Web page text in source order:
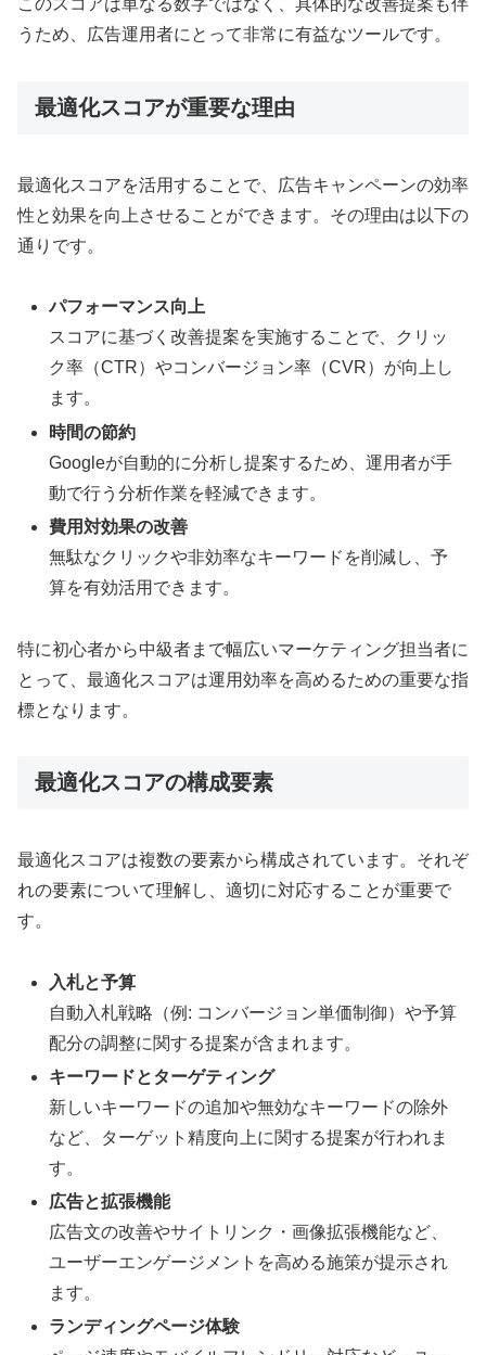
このスコアは単なる数字ではなく、具体的な改善提案も伴
うため、広告運用者にとって非常に有益なツールです。
最適化スコアが重要な理由
最適化スコアを活用することで、広告キャンペーンの効率
性と効果を向上させることができます。その理由は以下の
通りです。
パフォーマンス向上
スコアに基づく改善提案を実施することで、クリッ
ク率（CTR）やコンバージョン率（CVR）が向上し
ます。
時間の節約
Googleが自動的に分析し提案するため、運用者が手
動で行う分析作業を軽減できます。
費用対効果の改善
無駄なクリックや非効率なキーワードを削減し、予
算を有効活用できます。
特に初心者から中級者まで幅広いマーケティング担当者に
とって、最適化スコアは運用効率を高めるための重要な指
標となります。
最適化スコアの構成要素
最適化スコアは複数の要素から構成されています。それぞ
れの要素について理解し、適切に対応することが重要で
す。
入札と予算
自動入札戦略（例: コンバージョン単価制御）や予算
配分の調整に関する提案が含まれます。
キーワードとターゲティング
新しいキーワードの追加や無効なキーワードの除外
など、ターゲット精度向上に関する提案が行われま
す。
広告と拡張機能
広告文の改善やサイトリンク・画像拡張機能など、
ユーザーエンゲージメントを高める施策が提示され
ます。
ランディングページ体験